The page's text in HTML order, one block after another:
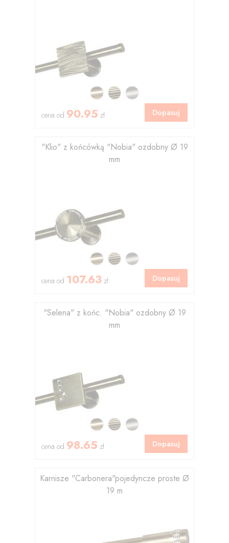
cena od 90.95 zł Dopasuj
"Klio" z końcówką "Nobia" ozdobny Ø 19
mm
cena od 107.63 zł Dopasuj
"Selena" z końc. "Nobia" ozdobny Ø 19
mm
cena od 98.65 zł Dopasuj
Karnisze "Carbonera"pojedyncze proste Ø
19 m